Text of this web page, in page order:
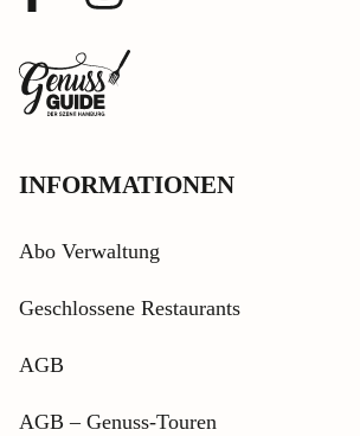
Profil
Zurück
zur
INFORMATIONEN
Abo Verwaltung
Geschlossene Restaurants
AGB
AGB – Genuss-Touren